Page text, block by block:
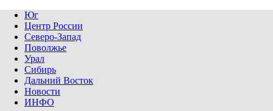
Юг
Центр России
Северо-Запад
Поволжье
Урал
Сибирь
Дальний Восток
Новости
ИНФО